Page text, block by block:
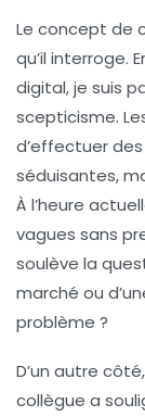
Le concept de
qu’il interroge.
digital, je suis
scepticisme.
d’effectuer
séduisantes,
À l’heure
vagues sans
soulève la
marché ou
problème ?
D’un autre
collègue a